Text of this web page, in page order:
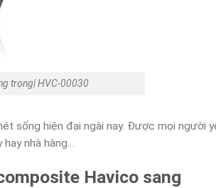
trọng| HVC-00030
sống hiện đại ngài nay. Được mọi người
nhà hàng…
Havico sang